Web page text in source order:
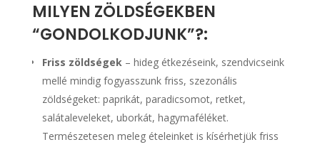
MILYEN ZÖLDSÉGEKBEN
“GONDOLKODJUNK”?:
Friss zöldségek– hideg étkezéseink, szendvicseink
mellé mindig fogyasszunk friss, szezonális
zöldségeket: paprikát, paradicsomot, retket,
salátaleveleket, uborkát, hagymaféléket.
Természetesen meleg ételeinket is kísérhetjük friss